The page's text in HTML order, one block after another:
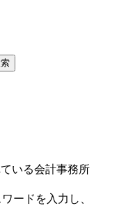
いる会計事務所
ードを入力し、